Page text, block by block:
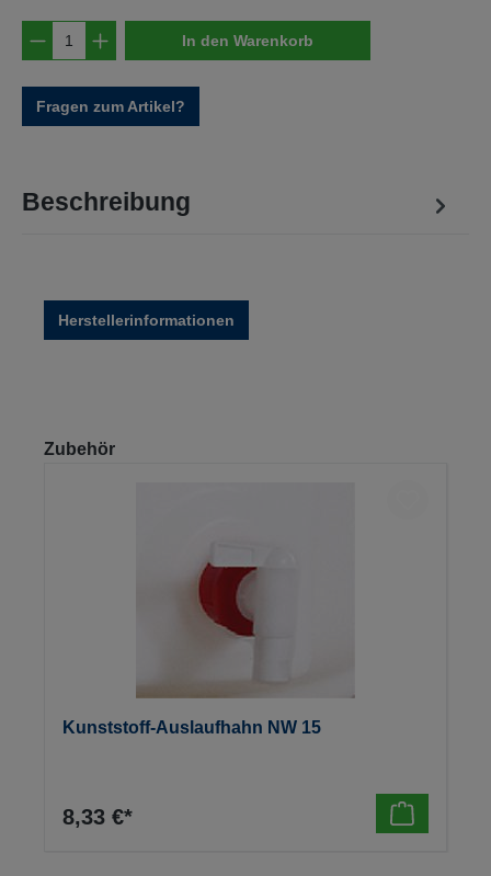
Produkt Anzahl: Gib den gewünschten
In den Warenkorb
Fragen zum Artikel?
Beschreibung
Herstellerinformationen
Produktgalerie überspringen
Zubehör
Kunststoff-Auslaufhahn NW 15
8,33 €*